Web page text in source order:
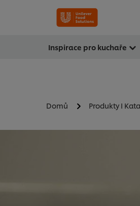
Inspirace pro kuchaře
Domů Produkty I